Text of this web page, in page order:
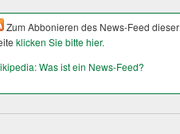
Zum Abbonieren des News-Feed dieser
klicken Sie bitte hier.
Was ist ein News-Feed?